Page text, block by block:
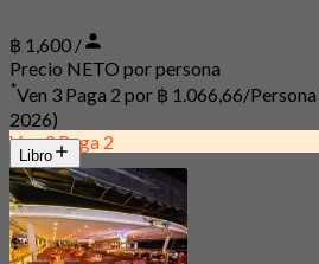
฿ 1,600 /
Precio NETO por persona
*Ven 3 Paga 2 por ฿ 1.066,66/Persona
2026)
Ven 3 Paga 2
Libro